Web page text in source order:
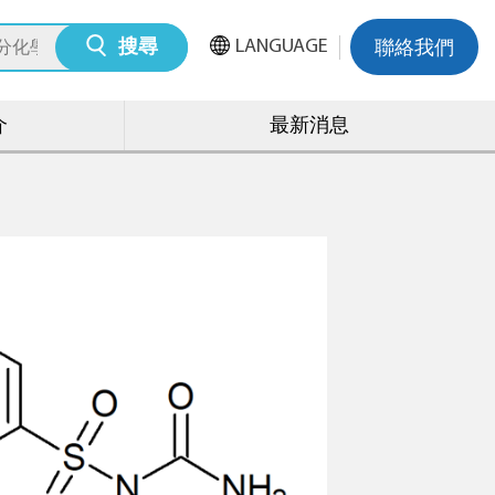
搜尋 LANGUAGE 聯絡我們
最新消息